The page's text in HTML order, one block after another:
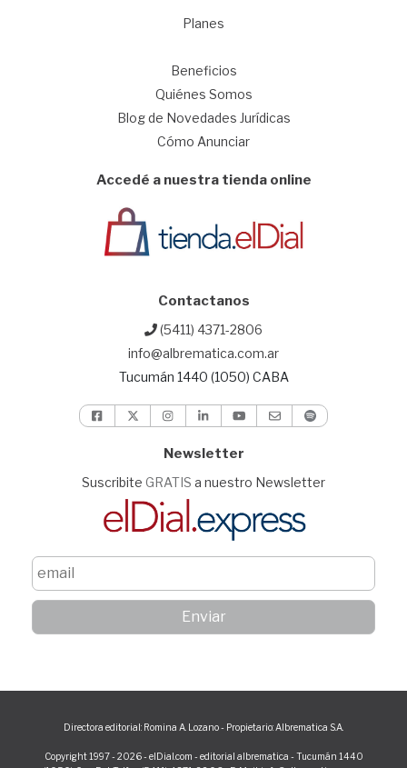
Planes
Beneficios
Quiénes Somos
Blog de Novedades Jurídicas
Cómo Anunciar
Accedé a nuestra tienda online
Contactanos
(5411) 4371-2806
info@albrematica.com.ar
Tucumán 1440 (1050) CABA
Newsletter
Suscribite GRATIS a nuestro Newsletter
Directora editorial: Romina A. Lozano - Propietario: Albrematica S.A.
Copyright 1997 - 2026 - elDial.com - editorial albrematica - Tucumán 1440